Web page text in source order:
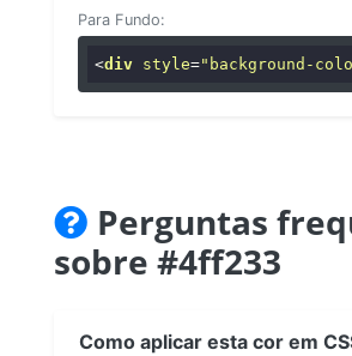
Para Fundo:
<div style="background-
Perguntas
sobre #4ff233
Como aplicar esta cor em